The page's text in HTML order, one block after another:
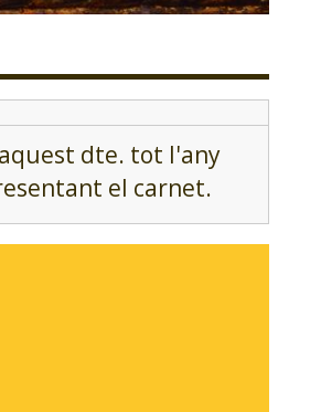
dte. tot l'any
el carnet.